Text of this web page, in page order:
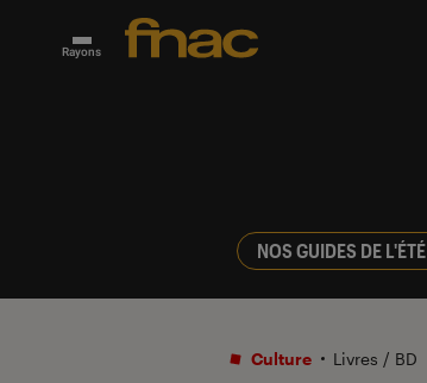
Rayons
NOS GUIDES DE L'ÉTÉ
Culture Livres / BD